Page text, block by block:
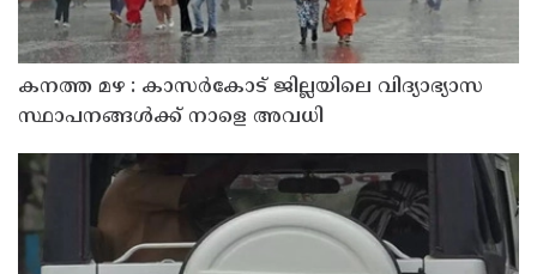
കനത്ത മഴ : കാസർകോട് ജില്ലയിലെ വിദ്യാഭ്യാസ
സ്ഥാപനങ്ങൾക്ക് നാളെ അവധി